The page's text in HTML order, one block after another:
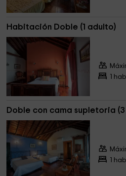
Habitación Doble (1 adulto)
1
Doble con cama supletoria
1